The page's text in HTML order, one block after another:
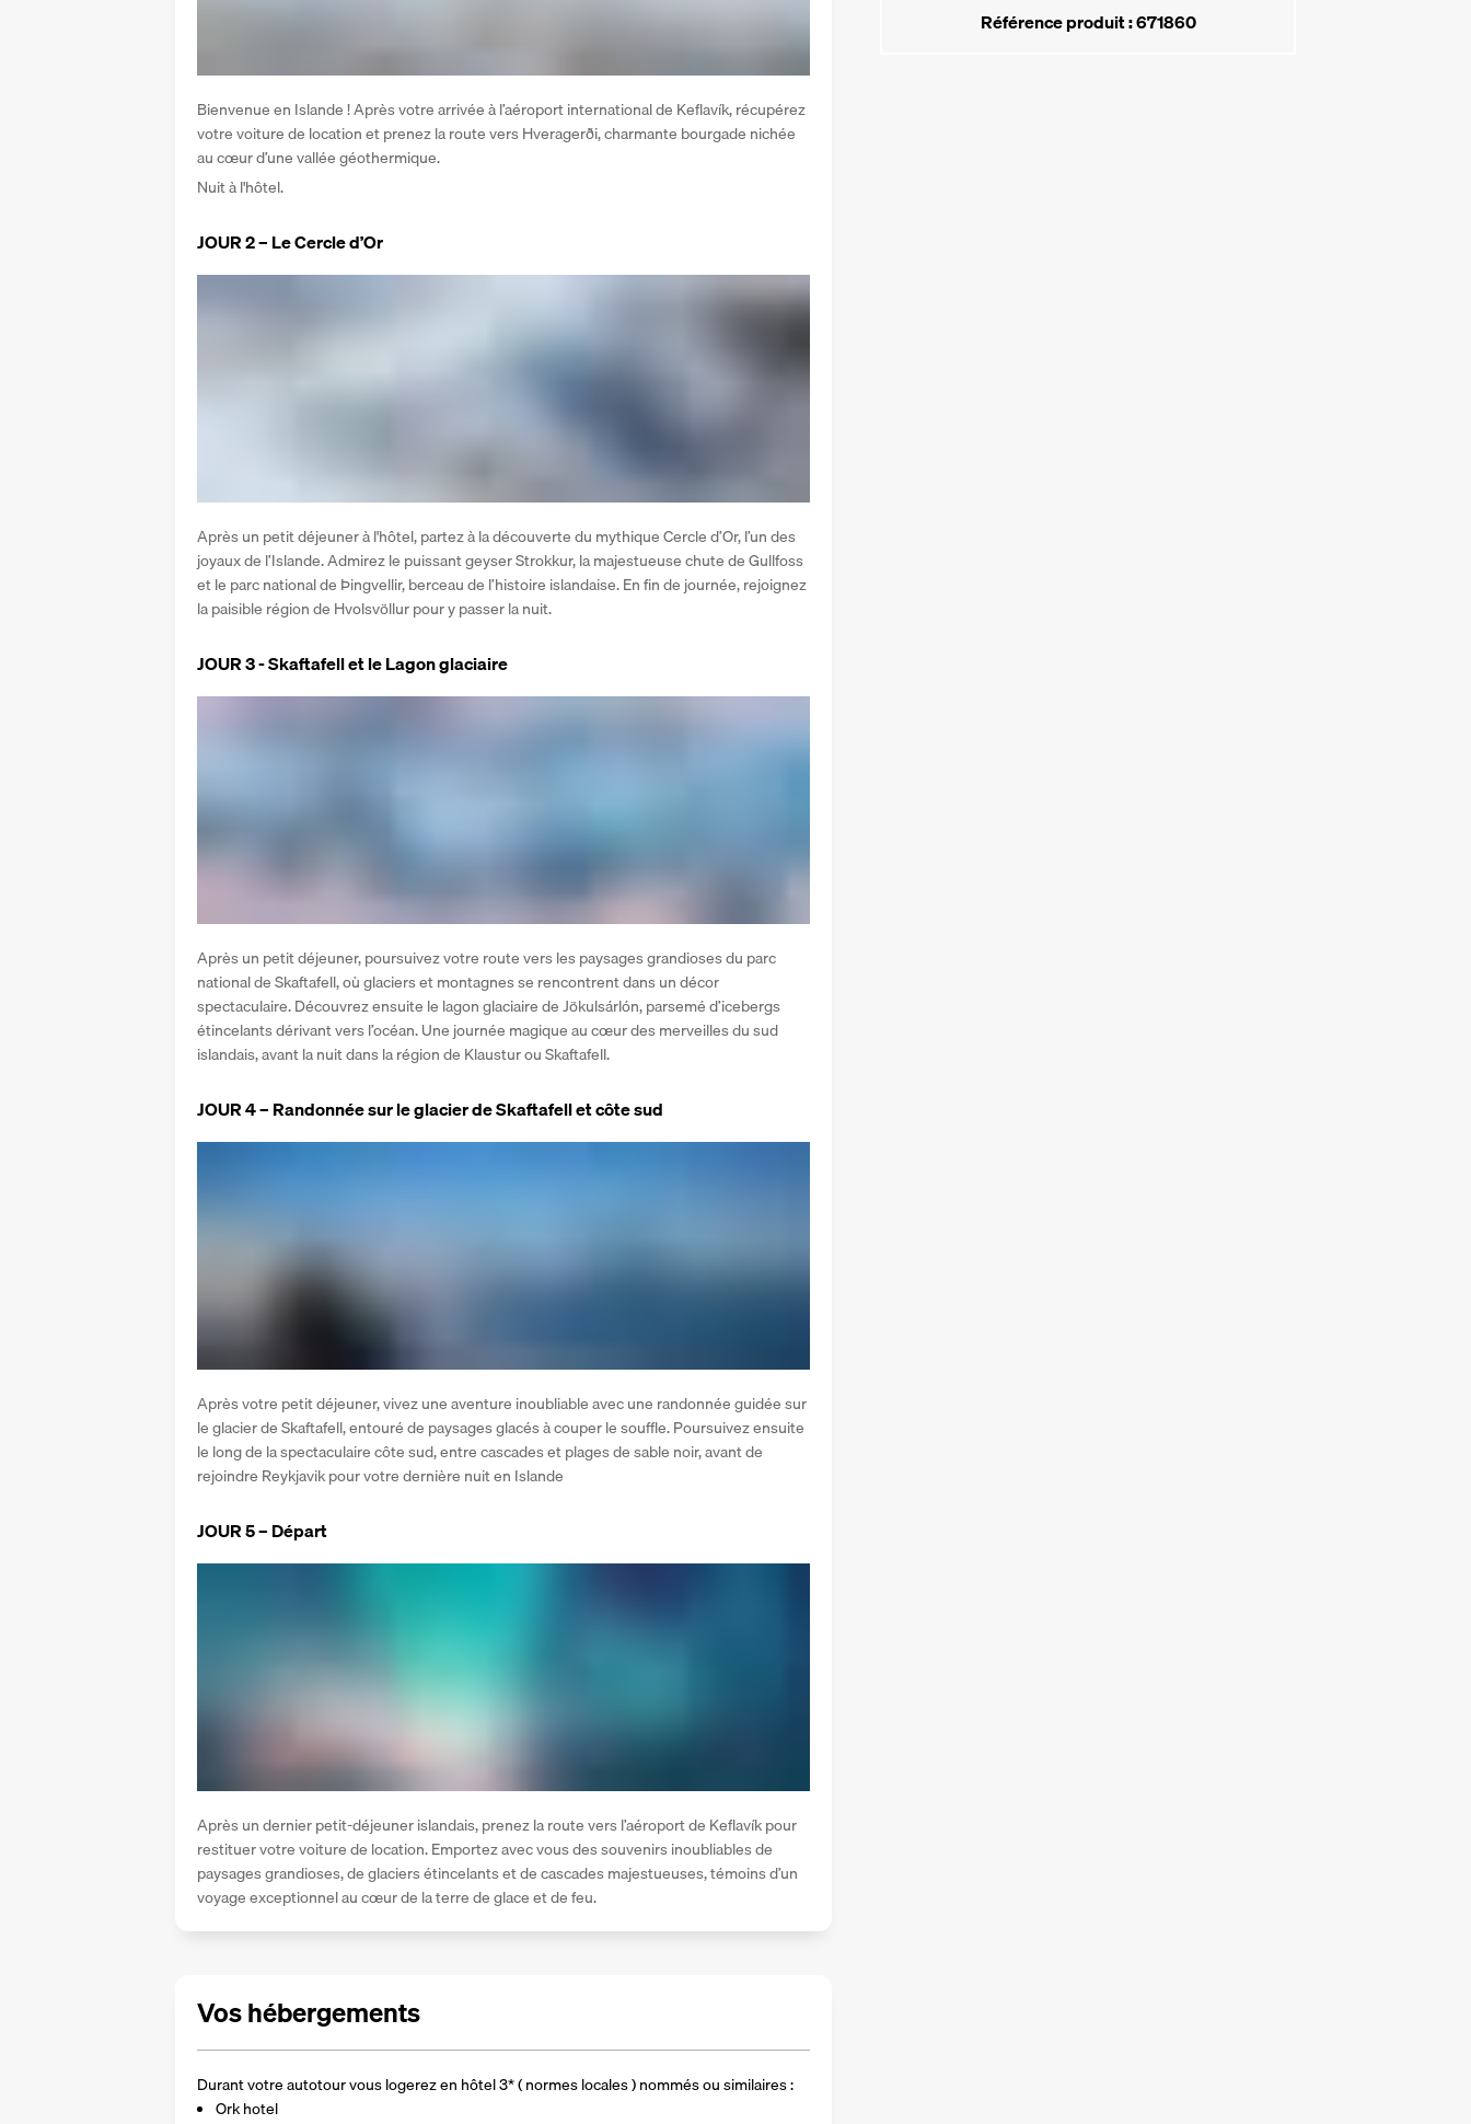
Référence produit : 671860
Bienvenue en Islande ! Après votre arrivée à l’aéroport international de Keflavík, récupérez
votre voiture de location et prenez la route vers Hveragerði, charmante bourgade nichée
au cœur d’une vallée géothermique.
Nuit à l'hôtel.
JOUR 2 – Le Cercle d’Or
Après un petit déjeuner à l'hôtel, partez à la découverte du mythique Cercle d’Or, l’un des
joyaux de l’Islande. Admirez le puissant geyser Strokkur, la majestueuse chute de Gullfoss
et le parc national de Þingvellir, berceau de l’histoire islandaise. En fin de journée, rejoignez
la paisible région de Hvolsvöllur pour y passer la nuit.
JOUR 3 - Skaftafell et le Lagon glaciaire
Après un petit déjeuner, poursuivez votre route vers les paysages grandioses du parc
national de Skaftafell, où glaciers et montagnes se rencontrent dans un décor
spectaculaire. Découvrez ensuite le lagon glaciaire de Jökulsárlón, parsemé d’icebergs
étincelants dérivant vers l’océan. Une journée magique au cœur des merveilles du sud
islandais, avant la nuit dans la région de Klaustur ou Skaftafell.
JOUR 4 – Randonnée sur le glacier de Skaftafell et côte sud
Après votre petit déjeuner, vivez une aventure inoubliable avec une randonnée guidée sur
le glacier de Skaftafell, entouré de paysages glacés à couper le souffle. Poursuivez ensuite
le long de la spectaculaire côte sud, entre cascades et plages de sable noir, avant de
rejoindre Reykjavik pour votre dernière nuit en Islande
JOUR 5 – Départ
Après un dernier petit-déjeuner islandais, prenez la route vers l’aéroport de Keflavík pour
restituer votre voiture de location. Emportez avec vous des souvenirs inoubliables de
paysages grandioses, de glaciers étincelants et de cascades majestueuses, témoins d’un
voyage exceptionnel au cœur de la terre de glace et de feu.
Vos hébergements
Durant votre autotour vous logerez en hôtel 3* ( normes locales ) nommés ou similaires :
Ork hotel